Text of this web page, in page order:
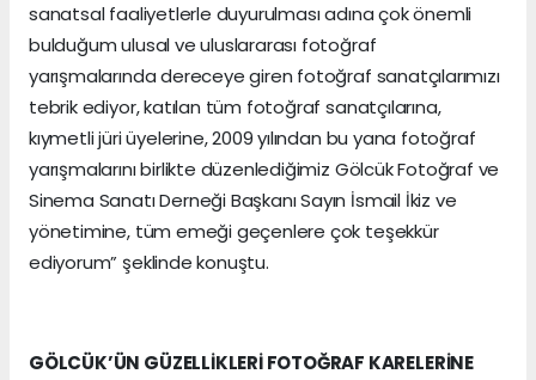
sanatsal faaliyetlerle duyurulması adına çok önemli
bulduğum ulusal ve uluslararası fotoğraf
yarışmalarında dereceye giren fotoğraf sanatçılarımızı
tebrik ediyor, katılan tüm fotoğraf sanatçılarına,
kıymetli jüri üyelerine, 2009 yılından bu yana fotoğraf
yarışmalarını birlikte düzenlediğimiz Gölcük Fotoğraf ve
Sinema Sanatı Derneği Başkanı Sayın İsmail İkiz ve
yönetimine, tüm emeği geçenlere çok teşekkür
ediyorum” şeklinde konuştu.
GÖLCÜK’ÜN GÜZELLİKLERİ FOTOĞRAF KARELERİNE